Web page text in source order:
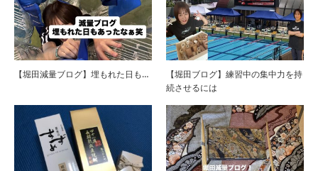
【堀田減量ブログ】埋もれた日も…
【堀田ブログ】練習中の集中力を持
続させるには